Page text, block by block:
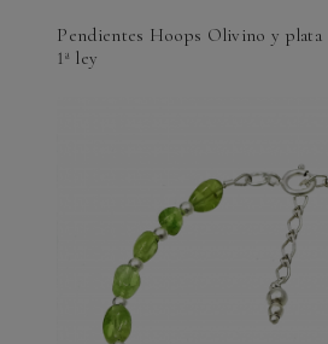
Pendientes Hoops Olivino y plata
1ª ley